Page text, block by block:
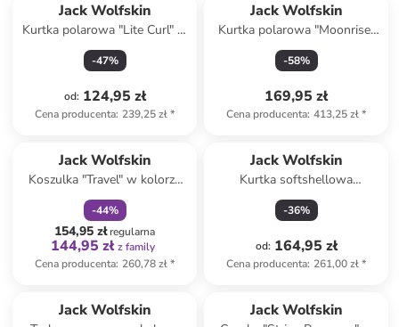
Jack Wolfskin
Kurtka polarowa "Lite Curl" w
kolorze granatowym
-47%
od: 124,95 zł
Cena producenta: 239,25 zł*
Jack Wolfskin
Kurtka polarowa "Moonrise"
w kolorze granatowym
-58%
169,95 zł
Cena producenta: 413,25 zł*
Jack Wolfskin
Koszulka "Travel" w kolorze
czarnym
-44%
154,95 złregularna
144,95 zł z family
Cena producenta: 260,78 zł*
Jack Wolfskin
Kurtka softshellowa
"Fourwinds" w kolorze
niebieskim
-36%
od: 164,95 zł
Cena producenta: 261,00 zł*
Jack Wolfskin Jack Wolfskin